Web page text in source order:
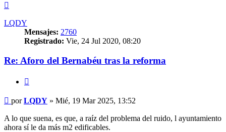
LQDY
Mensajes: 2760
Registrado: Vie, 24 Jul 2020, 08:20
Re: Aforo del Bernabéu tras la reforma
Mensaje
porLQDY » Mié, 19 Mar 2025, 13:52
A lo que suena, es que, a raíz del problema del ruido, l ayuntamiento
ahora sí le da más m2 edificables.